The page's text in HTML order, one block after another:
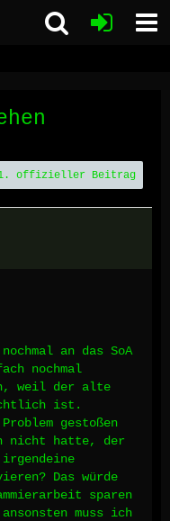
offizieller Beitrag
an das SoA
nochmal
weil der alte
ist.
gestoßen
nicht hatte, der
Das würde
sparen
muss ich